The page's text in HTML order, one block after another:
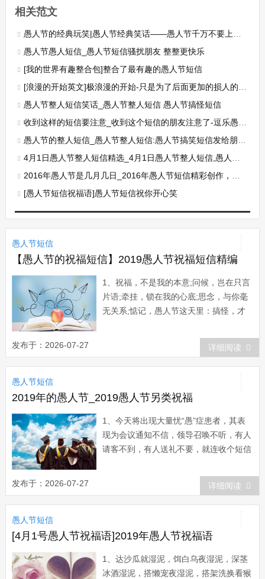
相关范文
愚人节的经典玩笑|愚人节经典笑话——愚人节千万不要上厕所
愚人节愚人短信_愚人节短信骚扰朋友 整整更快乐
[我的世界有趣整合包]整合了最有趣的愚人节短信
[浪漫的开始英文]极浪漫的开始-只是为了后面更加的损人的愚人节英语短信
愚人节整人短信笑话_愚人节整人短信 愚人节搞怪短信
收到这样的短信要注意_收到这个短信的朋友注意了-逗乐愚人节短信息
愚人节的整人短信_愚人节整人短信:愚人节搞笑短信发给朋友同学
4月1日愚人节整人短信精选_4月1日愚人节整人短信,愚人不负责-见着友人自保
2016年愚人节是几月几日_2016年愚人节短信精彩创作，整人很给力
[愚人节短信祝福语]愚人节短信祝你开心笑
愚人节短信
【愚人节的祝福短信】2019愚人节祝福短信精编
1、祝福，不是我的本意;问候，岂在只言
片语;牵挂，锁在我的心底;思念，与你毫
无关系;惦记，愚人节这天里：搞怪，才
你：我想起了你，希望你也回个短信表示
没把我忘记。 2、搞怪要彻底，哈喇
流得哗哗滴;整蛊要给力，表情搞得怪怪
滴;装乖走绝技，可爱定要萌萌滴;整人搞
专...
发布于：2026-07-27 详细阅读
愚人节短信
2019年的愚人节_2019愚人节另类祝福
1、今天将出现大量忧“愚”症患者，其表
现为会议通知不信，领导召唤不听，有人
请客不到，有人送礼不要，就连收个短信
2、现在大家常用的短信、微信等等可是
最常用的愚人手段哦!愚人短信快速识别
法：接收者年年有“愚”，回复者...
发布于：2026-07-27 详细阅读
愚人节短信
[4月1号愚人节祝福语]2019年愚人节祝福语
1、达沙瓜就湿泥，饵白乌夜湿泥，深茎
冰酒湿泥，搭懒宠夜湿泥，搭架洗换看猴